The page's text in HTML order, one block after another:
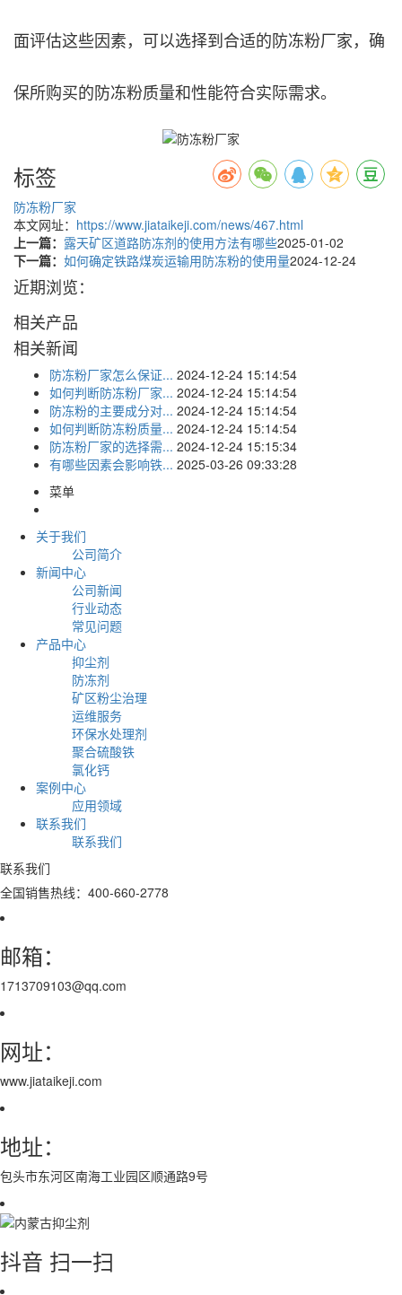
面评估这些因素，可以选择到合适的防冻粉厂家，确
保所购买的防冻粉质量和性能符合实际需求。
标签
防冻粉厂家
本文网址： https://www.jiataikeji.com/news/467.html
上一篇： 露天矿区道路防冻剂的使用方法有哪些2025-01-02
下一篇： 如何确定铁路煤炭运输用防冻粉的使用量2024-12-24
近期浏览：
相关产品
相关新闻
防冻粉厂家怎么保证... 2024-12-24 15:14:54
如何判断防冻粉厂家... 2024-12-24 15:14:54
防冻粉的主要成分对... 2024-12-24 15:14:54
如何判断防冻粉质量... 2024-12-24 15:14:54
防冻粉厂家的选择需... 2024-12-24 15:15:34
有哪些因素会影响铁... 2025-03-26 09:33:28
菜单
关于我们
公司简介
新闻中心
公司新闻
行业动态
常见问题
产品中心
抑尘剂
防冻剂
矿区粉尘治理
运维服务
环保水处理剂
聚合硫酸铁
氯化钙
案例中心
应用领域
联系我们
联系我们
联系我们
全国销售热线：400-660-2778
邮箱：
1713709103@qq.com
网址：
www.jiataikeji.com
地址：
包头市东河区南海工业园区顺通路9号
抖音 扫一扫